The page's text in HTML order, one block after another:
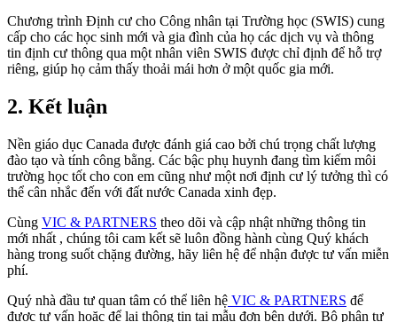
Chương trình Định cư cho Công nhân tại Trường học (SWIS) cung
cấp cho các học sinh mới và gia đình của họ các dịch vụ và thông
tin định cư thông qua một nhân viên SWIS được chỉ định để hỗ trợ
riêng, giúp họ cảm thấy thoải mái hơn ở một quốc gia mới.
2. Kết luận
Nền giáo dục Canada được đánh giá cao bởi chú trọng chất lượng
đào tạo và tính công bằng. Các bậc phụ huynh đang tìm kiếm môi
trường học tốt cho con em cũng như một nơi định cư lý tưởng thì có
thể cân nhắc đến với đất nước Canada xinh đẹp.
Cùng VIC & PARTNERS theo dõi và cập nhật những thông tin
mới nhất , chúng tôi cam kết sẽ luôn đồng hành cùng Quý khách
hàng trong suốt chặng đường, hãy liên hệ để nhận được tư vấn miễn
phí.
Quý nhà đầu tư quan tâm có thể liên hệ VIC & PARTNERS để
được tư vấn hoặc để lại thông tin tại mẫu đơn bên dưới. Bộ phận tư